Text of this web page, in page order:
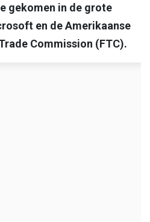
gekomen in de grote
en de Amerikaanse
Commission (FTC).